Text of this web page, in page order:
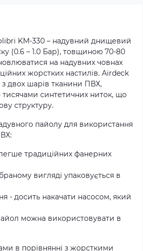
KM-330 – надувний днищевий
(0.6 – 1.0 Бар), товщиною 70-80
на надувних човнах
жорстких настилів. Airdeck
з двох шарів тканини ПВХ,
тисячами синтетичних ниток, що
структуру.
пайолу для використання
легше традиційних фанерних
вигляді упаковується в
- досить накачати насосом, який
можна використовувати в
в порівнянні з жорсткими